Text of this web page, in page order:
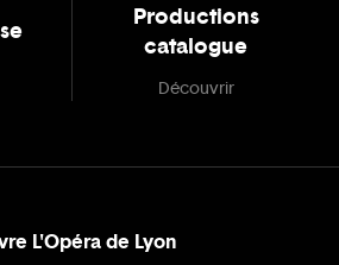
Productions
catalogue
Découvrir
L'Opéra de Lyon